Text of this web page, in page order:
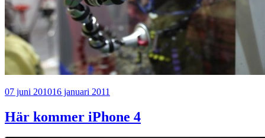
Publicerat
07 juni 201016 januari 2011
Här kommer iPhone 4